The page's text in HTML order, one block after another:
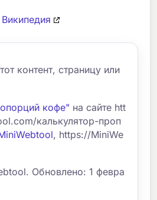
контент, страницу или
кофе" на сайте htt
калькулятор-проп
, https://MiniWe
Обновлено: 1 февра